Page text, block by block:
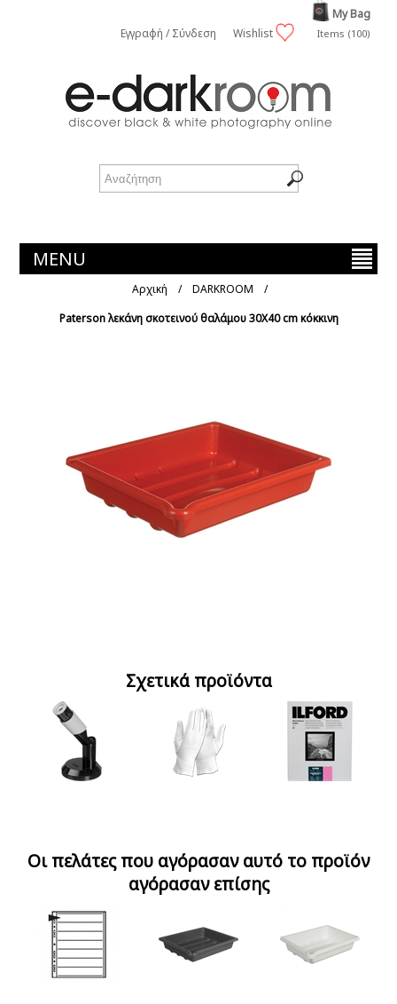
Εγγραφή / Σύνδεση Wishlist
My Bag
Items (100)
MENU
Αρχική / DARKROOM
/
Paterson λεκάνη σκοτεινού θαλάμου 30Χ40 cm κόκκινη
Σχετικά προϊόντα
finder
20x25cm glossy
ασπρόμαυρο
φωτογραφικό χαρτί
Οι πελάτες που αγόρασαν αυτό το προϊόν
αγόρασαν επίσης